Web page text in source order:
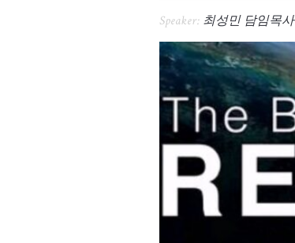
Speaker: 최성민 담임목사